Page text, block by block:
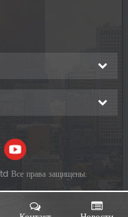
права защищены.